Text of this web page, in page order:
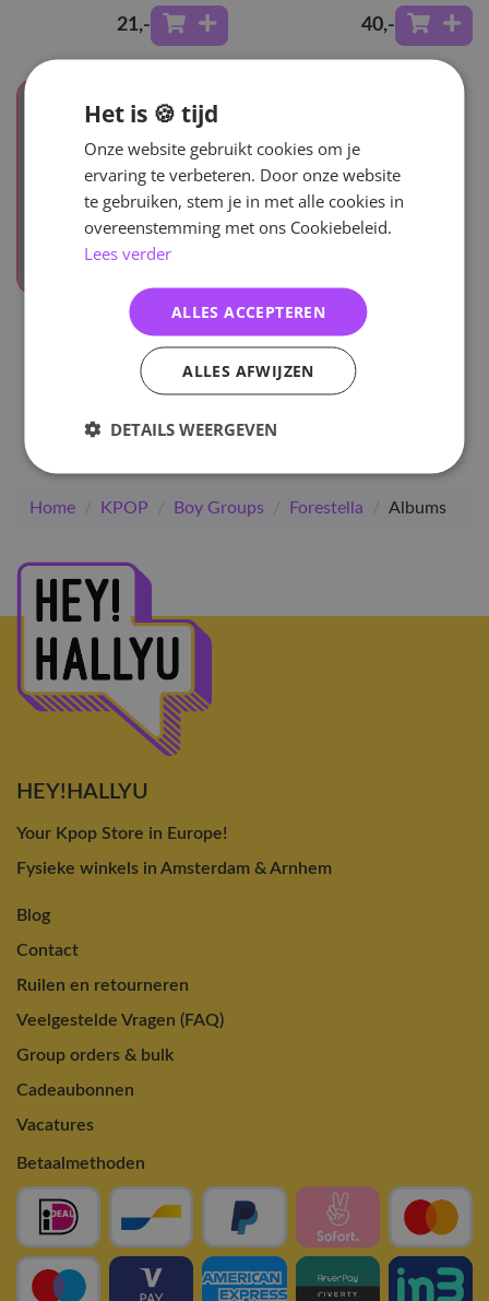
21,- 40,-
UITVERKOCHT
Forestella
Unfinished
Home / KPOP / Boy Groups / Forestella / Albums
HEY!HALLYU
Your Kpop Store in Europe!
Fysieke winkels in Amsterdam & Arnhem
Blog
Contact
Ruilen en retourneren
Veelgestelde Vragen (FAQ)
Group orders & bulk
Cadeaubonnen
Vacatures
Betaalmethoden
Het is 🍪 tijd
Onze website gebruikt cookies om je
ervaring te verbeteren. Door onze website
te gebruiken, stem je in met alle cookies in
overeenstemming met ons Cookiebeleid.
Lees verder
ALLES ACCEPTEREN
ALLES AFWIJZEN
DETAILS WEERGEVEN